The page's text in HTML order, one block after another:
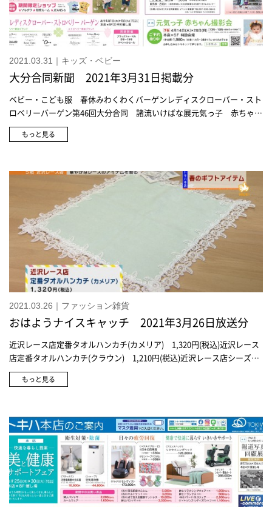
2021.03.31｜キッズ・ベビー
大分合同新聞 2021年3月31日掲載分
ベビー・こども服 春休みわくわくバーゲンレディスクローバー・スト
ロベリーバーゲン第46回大分合同 諸流いけばな展元気っ子 赤ちゃん
撮影会八木天水・桜花展
もっと見る
2021.03.26｜ファッション雑貨
おはようナイスキャッチ 2021年3月26日放送分
近沢レース店定番タオルハンカチ(カメリア) 1,320円(税込)近沢レース
店定番タオルハンカチ(クラウン) 1,210円(税込)近沢レース店シーズン
タオルハンカチ(桜) 1,320円(税込)近沢レース店ドイリー 3,850円(税
込)ドゥ・セーフキン 550円(税込)～ドゥ・セーハンカチポーチ 770円
円(税込)1F シーズン雑貨フラワーデザイナー ニコライ バーグマンと
ドラえもんがコラボしたハンカチ1,100円(税込)スワロフスキークリスタ
リン ボールペン 7,040円(税込)スワロフスキークリスタリン ボール
ペン 7,040円(税込)スワロフスキークリスタル シマー ボールペン
各4,180円(税込)ロクシタンシア ナンバーワンキット 2,530円(税込)シ
ア ハンドクリームとシアソープ ミルクのセットロクシタンシア ハン
ドクリーム 1,540円(税込)ロクシタンエルバブランシュ ハンドクリー
もっと見る